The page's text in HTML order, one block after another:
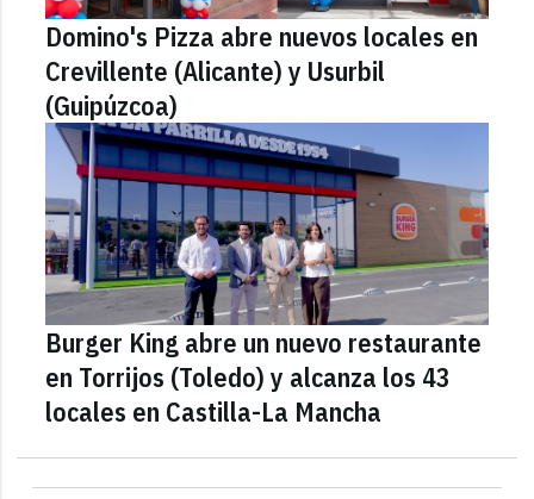
Domino's Pizza abre nuevos locales en
Crevillente (Alicante) y Usurbil
(Guipúzcoa)
Burger King abre un nuevo restaurante
en Torrijos (Toledo) y alcanza los 43
locales en Castilla-La Mancha